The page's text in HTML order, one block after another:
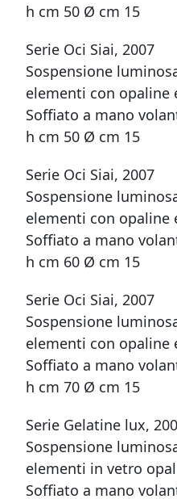
h cm 50 Ø cm 15
Serie Oci Siai, 2007
Sospensione
elementi con opaline
Soffiato a mano
h cm 50 Ø cm 15
Serie Oci Siai, 2007
Sospensione
elementi con opaline
Soffiato a mano
h cm 60 Ø cm 15
Serie Oci Siai, 2007
Sospensione
elementi con opaline
Soffiato a mano
h cm 70 Ø cm 15
Serie Gelatine lux,
Sospensione
elementi in vetro
Soffiato a mano